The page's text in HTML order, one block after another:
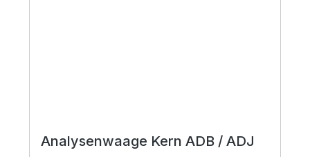
Analysenwaage Kern ADB / ADJ